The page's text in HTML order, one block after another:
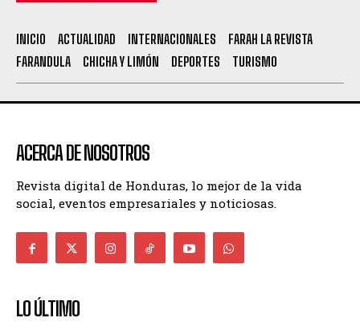
INICIO ACTUALIDAD INTERNACIONALES
FARAH LA REVISTA
FARANDULA
CHICHA Y LIMÓN DEPORTES TURISMO
ACERCA DE NOSOTROS
Revista digital de Honduras, lo mejor de la vida
social, eventos empresariales y noticiosas.
LO ÚLTIMO